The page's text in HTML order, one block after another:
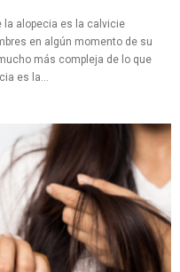
la alopecia es la calvicie
en algún momento de su
más compleja de lo que
es la...